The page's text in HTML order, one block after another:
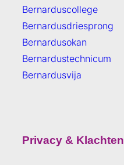
Bernarduscollege
Bernardusdriesprong
Bernardusokan
Bernardustechnicum
Bernardusvija
Privacy & Klachten